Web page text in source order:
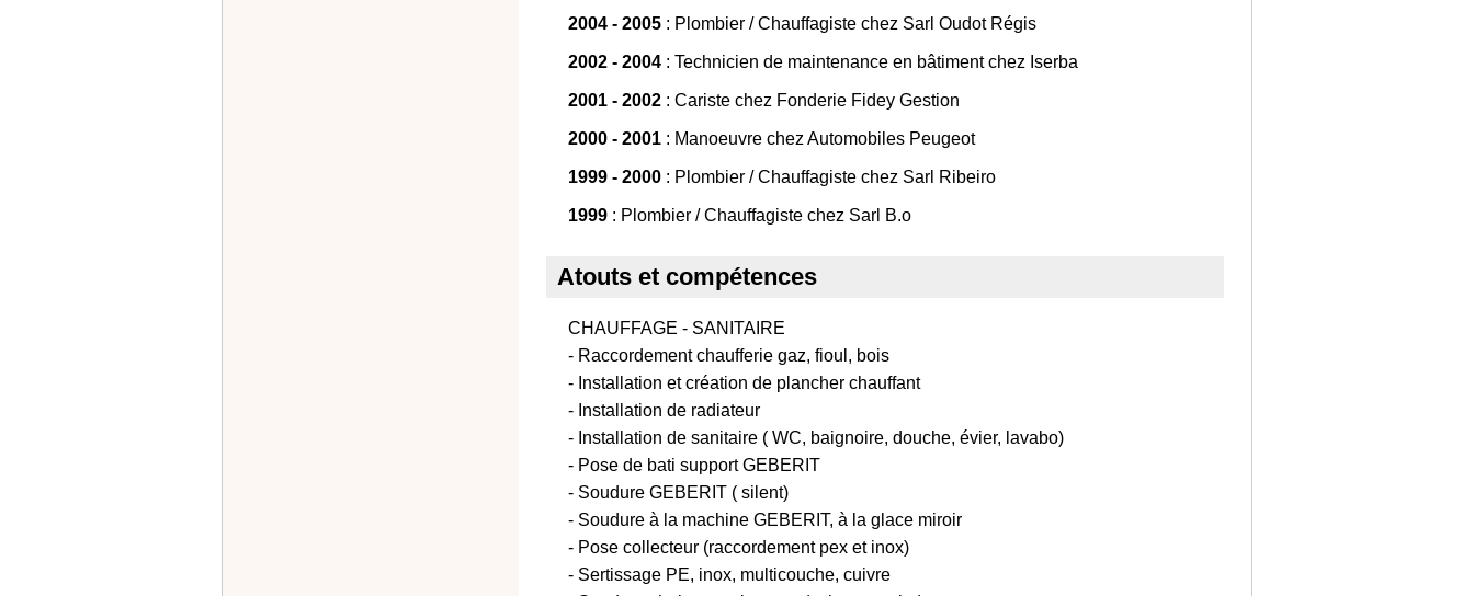
2004 - 2005 : Plombier / Chauffagiste chez Sarl Oudot Régis
2002 - 2004 : Technicien de maintenance en bâtiment chez Iserba
2001 - 2002 : Cariste chez Fonderie Fidey Gestion
2000 - 2001 : Manoeuvre chez Automobiles Peugeot
1999 - 2000 : Plombier / Chauffagiste chez Sarl Ribeiro
1999 : Plombier / Chauffagiste chez Sarl B.o
Atouts et compétences
CHAUFFAGE - SANITAIRE
- Raccordement chaufferie gaz, fioul, bois
- Installation et création de plancher chauffant
- Installation de radiateur
- Installation de sanitaire ( WC, baignoire, douche, évier, lavabo)
- Pose de bati support GEBERIT
- Soudure GEBERIT ( silent)
- Soudure à la machine GEBERIT, à la glace miroir
- Pose collecteur (raccordement pex et inox)
- Sertissage PE, inox, multicouche, cuivre